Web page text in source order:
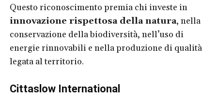
Questo riconoscimento premia chi investe in
innovazione rispettosa della natura, nella
conservazione della biodiversità, nell’uso di
energie rinnovabili e nella produzione di qualità
legata al territorio.
Cittaslow International